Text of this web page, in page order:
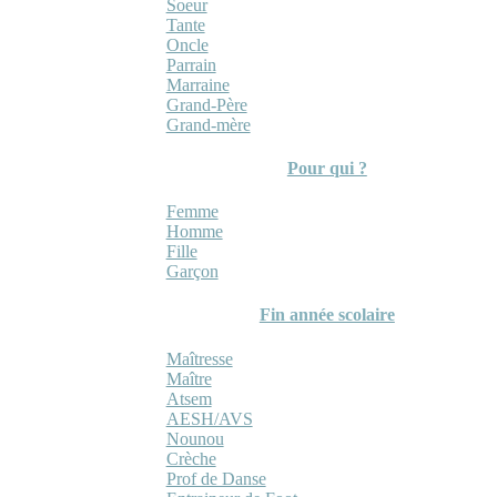
Soeur
Tante
Oncle
Parrain
Marraine
Grand-Père
Grand-mère
Pour qui ?
Femme
Homme
Fille
Garçon
Fin année scolaire
Maîtresse
Maître
Atsem
AESH/AVS
Nounou
Crèche
Prof de Danse